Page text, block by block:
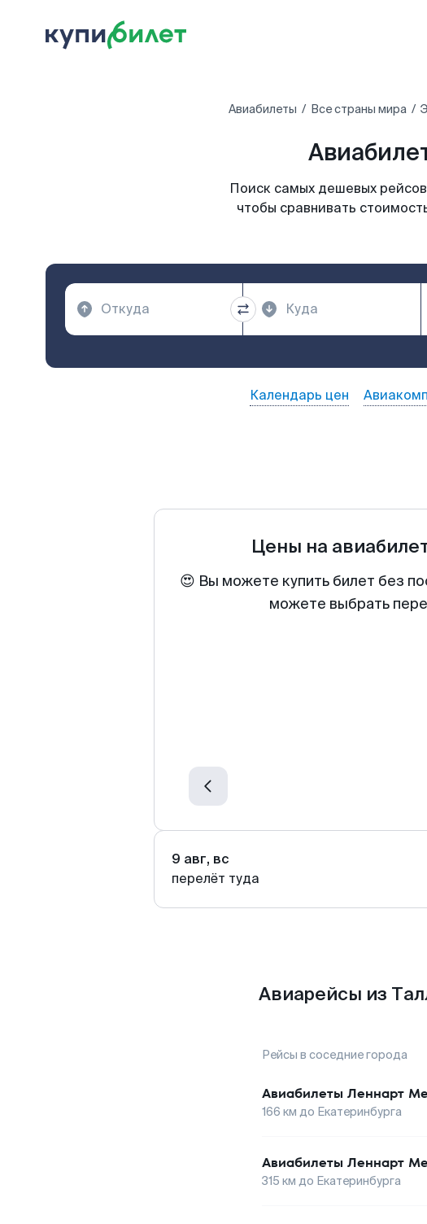
Авиабилеты Все страны мира
Поиск самых дешевых
чтобы сравнивать
Календарь цен
Цены на
😍 Вы можете купить билет без
можете выбрать
9 авг, вс
перелёт туда
Авиарейсы из
Рейсы в соседние города
Авиабилеты Леннарт
166 км до Екатеринбурга
Авиабилеты Леннарт
315 км до Екатеринбурга